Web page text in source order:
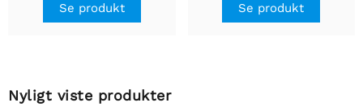
Se produkt Se produkt
Nyligt viste produkter